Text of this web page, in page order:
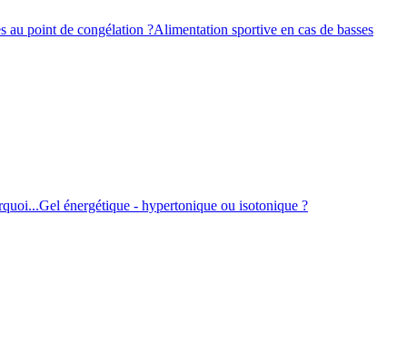
au point de congélation ?Alimentation sportive en cas de basses
Gel énergétique - hypertonique ou isotonique ?